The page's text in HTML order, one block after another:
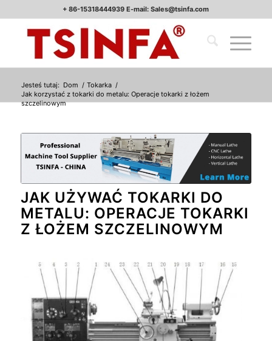
+ 86-15318444939 E-mail: Sales@tsinfa.com
Jesteś tutaj: Dom / Tokarka /
Jak korzystać z tokarki do metalu: Operacje tokarki z łożem
szczelinowym
JAK UŻYWAĆ TOKARKI DO
METALU: OPERACJE TOKARKI
Z ŁOŻEM SZCZELINOWYM